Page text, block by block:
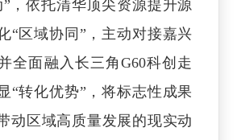
，依托清华顶尖资源提升源
“区域协同”，主动对接嘉兴
全面融入长三角G60科创走
“转化优势”，将标志性成果
动区域高质量发展的现实动